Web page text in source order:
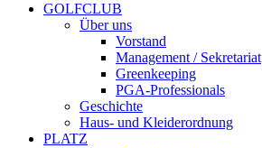
GOLFCLUB
Über uns
Vorstand
Management / Sekretariat
Greenkeeping
PGA-Professionals
Geschichte
Haus- und Kleiderordnung
PLATZ